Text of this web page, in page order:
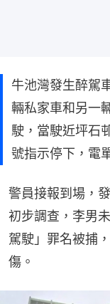
牛池灣發生醉駕
輛私家車和另一
駛，當駛近坪石
號指示停下，電
警員接報到場，
初步調查，李男
駕駛」罪名被捕
傷。